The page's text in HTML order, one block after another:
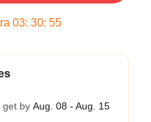
03: 30: 54
get by Aug. 08 - Aug. 15